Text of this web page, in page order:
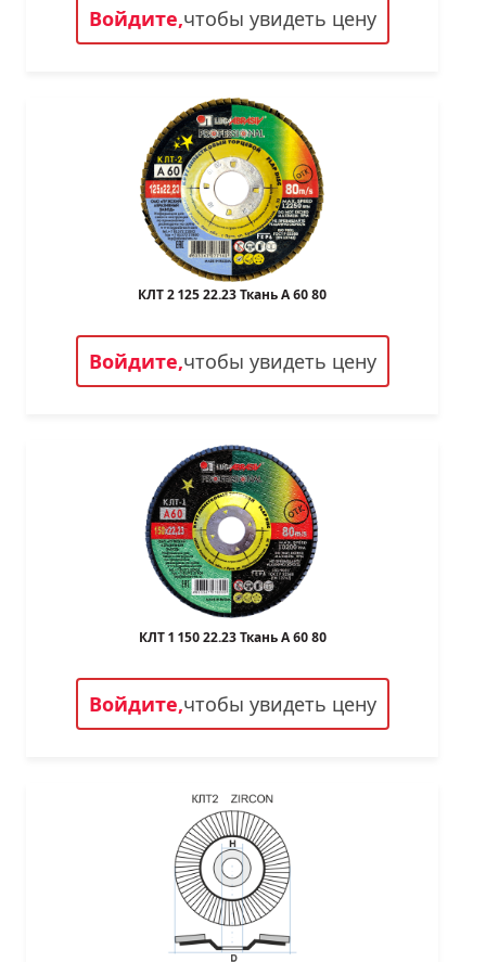
Войдите,чтобы увидеть цену
КЛТ 2 125 22.23 Ткань A 60 80
Войдите,чтобы увидеть цену
КЛТ 1 150 22.23 Ткань A 60 80
Войдите,чтобы увидеть цену